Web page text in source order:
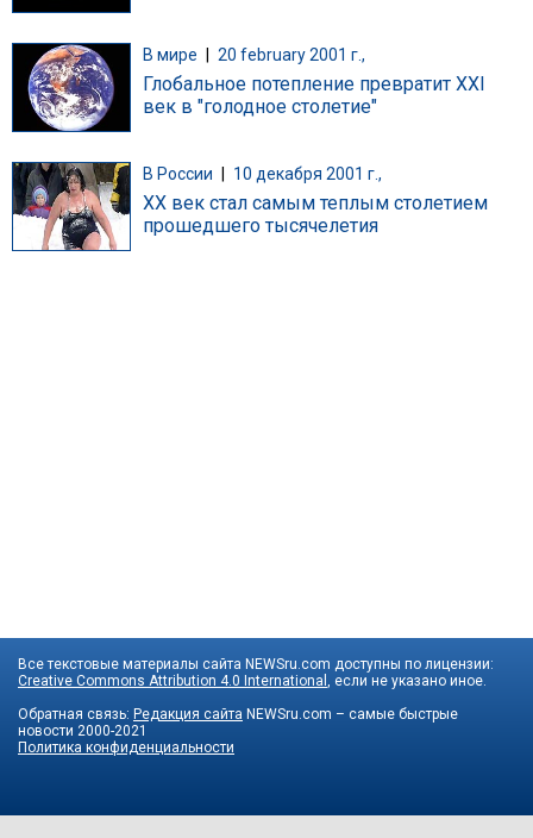
В мире 20 february 2001 г.,
Глобальное потепление превратит XXI
век в "голодное столетие"
В России 10 декабря 2001 г.,
XX век стал самым теплым столетием
прошедшего тысячелетия
Все текстовые материалы сайта NEWSru.com доступны по лицензии:
Creative Commons Attribution 4.0 International , если не указано иное.
Обратная связь: Редакция сайта NEWSru.com – самые быстрые
новости 2000-2021
Политика конфиденциальности